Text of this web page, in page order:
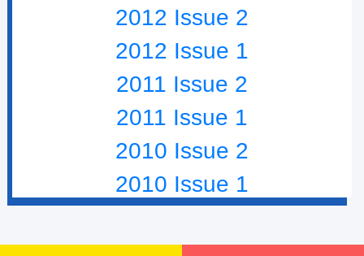
2012 Issue 2
2012 Issue 1
2011 Issue 2
2011 Issue 1
2010 Issue 2
2010 Issue 1